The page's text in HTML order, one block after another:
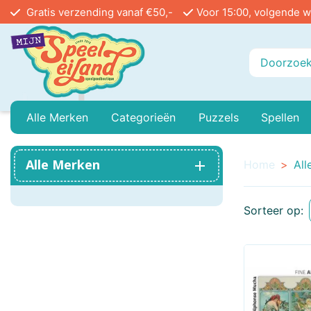
Gratis verzending vanaf €50,- Voor 15:00, volgende
Alle Merken
Playmobil 999 Games
Blue Orange Games
Categorieën
Baby Peuter En Kleuter
Mini Houses / Book Nook DIY
Puzzels
Legpuzzels In
Spellen
Alle Merken Home
Sorteer op: